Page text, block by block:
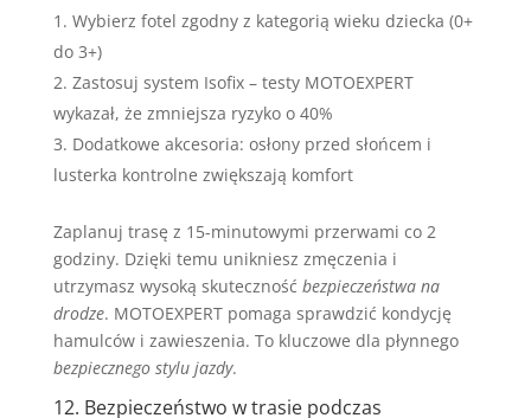
Wybierz fotel zgodny z kategorią wieku dziecka (0+
do 3+)
Zastosuj system Isofix – testy MOTOEXPERT
wykazał, że zmniejsza ryzyko o 40%
Dodatkowe akcesoria: osłony przed słońcem i
lusterka kontrolne zwiększają komfort
Zaplanuj trasę z 15-minutowymi przerwami co 2
godziny. Dzięki temu unikniesz zmęczenia i
utrzymasz wysoką skuteczność bezpieczeństwa na
drodze. MOTOEXPERT pomaga sprawdzić kondycję
hamulców i zawieszenia. To kluczowe dla płynnego
bezpiecznego stylu jazdy.
12. Bezpieczeństwo w trasie podczas